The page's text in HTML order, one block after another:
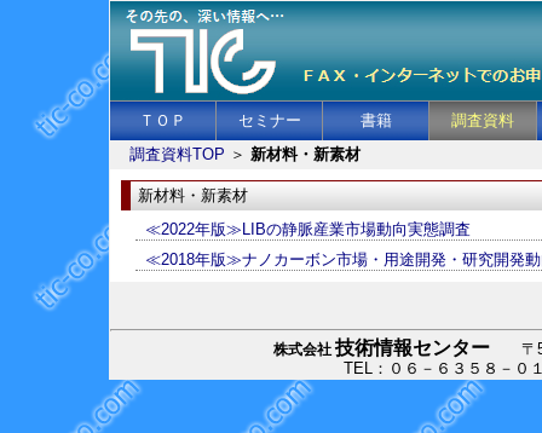
ＴＯＰ セミナー 書籍
調査資料
調査資料TOP ＞ 新材料・新素材
新材料・新素材
≪2022年版≫LIBの静脈産業市場動向実態調査
≪2018年版≫ナノカーボン市場・用途開発・研究開発
株式会社 技術情報センター〒
TEL：０６－６３５８－